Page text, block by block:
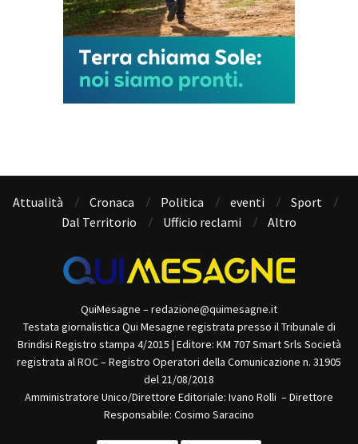
Attualità Cronaca Politica eventi
Sport
Dal Territorio
Ufficio reclami Altro
QuiMesagne – redazione@quimesagne.it
Testata giornalistica Qui Mesagne registrata presso il Tribunale di
Brindisi Registro stampa 4/2015 | Editore: KM 707 Smart Srls Società
registrata al ROC – Registro Operatori della Comunicazione n. 31905
del 21/08/2018
Amministratore Unico/Direttore Editoriale: Ivano Rolli – Direttore
Responsabile: Cosimo Saracino